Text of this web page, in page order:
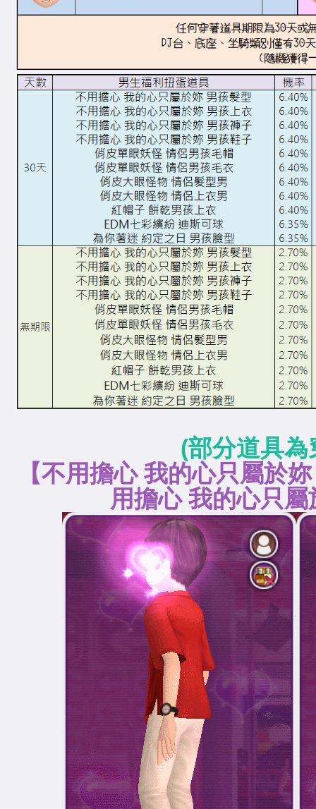
(部分道具為
【不用擔心 我的心只
用擔心 我的心只